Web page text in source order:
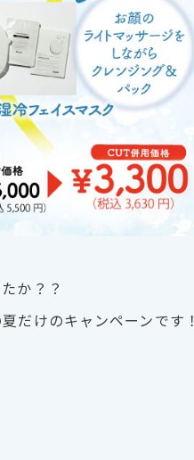
か？？
だけのキャンペーンです！